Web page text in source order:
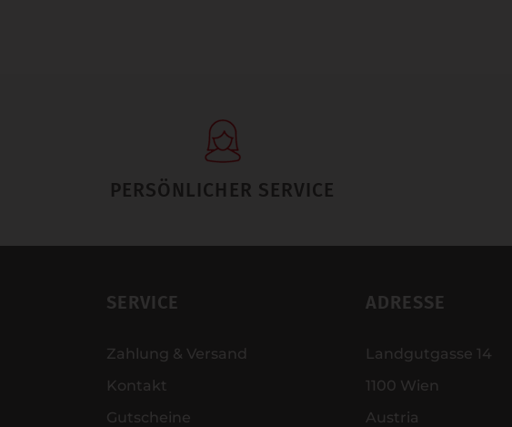
PERSÖNLICHER SERVICE
SERVICE
Zahlung & Versand
Kontakt
Gutscheine
ADRESSE
Landgutgasse 14
1100 Wien
Austria